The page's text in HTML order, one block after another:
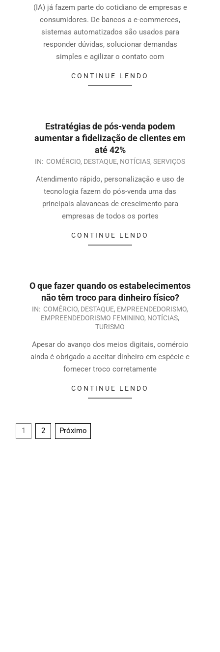
(IA) já fazem parte do cotidiano de empresas e
consumidores. De bancos a e-commerces,
sistemas automatizados são usados para
responder dúvidas, solucionar demandas
simples e agilizar o contato com
CONTINUE LENDO
Estratégias de pós-venda podem
aumentar a fidelização de clientes em
até 42%
IN: COMÉRCIO, DESTAQUE, NOTÍCIAS, SERVIÇOS
Atendimento rápido, personalização e uso de
tecnologia fazem do pós-venda uma das
principais alavancas de crescimento para
empresas de todos os portes
CONTINUE LENDO
O que fazer quando os estabelecimentos
não têm troco para dinheiro físico?
IN: COMÉRCIO, DESTAQUE, EMPREENDEDORISMO,
EMPREENDEDORISMO FEMININO, NOTÍCIAS,
TURISMO
Apesar do avanço dos meios digitais, comércio
ainda é obrigado a aceitar dinheiro em espécie e
fornecer troco corretamente
CONTINUE LENDO
1 2 Próximo